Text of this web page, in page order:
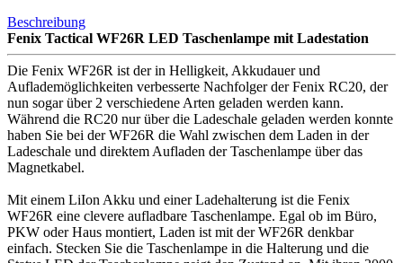
Beschreibung
Fenix Tactical WF26R LED Taschenlampe mit Ladestation
Die Fenix WF26R ist der in Helligkeit, Akkudauer und
Auflademöglichkeiten verbesserte Nachfolger der Fenix RC20, der
nun sogar über 2 verschiedene Arten geladen werden kann.
Während die RC20 nur über die Ladeschale geladen werden konnte
haben Sie bei der WF26R die Wahl zwischen dem Laden in der
Ladeschale und direktem Aufladen der Taschenlampe über das
Magnetkabel.
Mit einem LiIon Akku und einer Ladehalterung ist die Fenix
WF26R eine clevere aufladbare Taschenlampe. Egal ob im Büro,
PKW oder Haus montiert, Laden ist mit der WF26R denkbar
einfach. Stecken Sie die Taschenlampe in die Halterung und die